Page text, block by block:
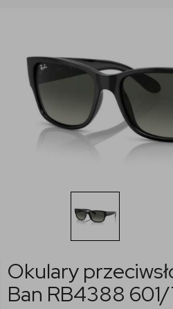
Okulary
Ban RB4388 601/